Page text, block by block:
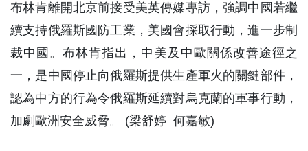
布林肯離開北京前接受美英傳媒專訪，強調中國若繼
續支持俄羅斯國防工業，美國會採取行動，進一步制
裁中國。布林肯指出，中美及中歐關係改善途徑之
一，是中國停止向俄羅斯提供生產軍火的關鍵部件，
認為中方的行為令俄羅斯延續對烏克蘭的軍事行動，
加劇歐洲安全威脅。 (梁舒婷 何嘉敏)